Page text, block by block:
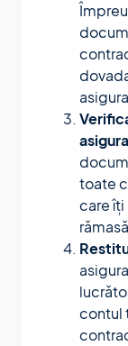
toate
care
contul